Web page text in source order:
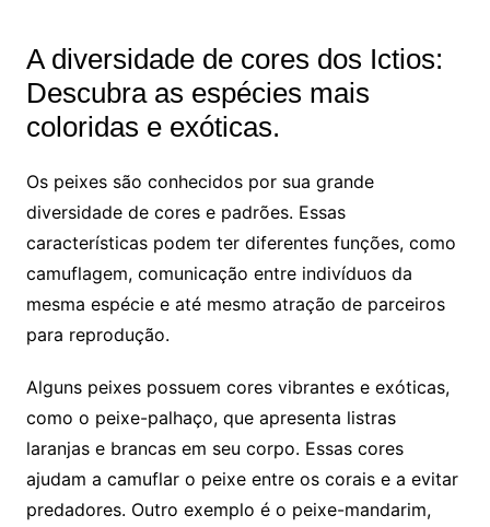
A diversidade de cores dos Ictios:
Descubra as espécies mais
coloridas e exóticas.
Os peixes são conhecidos por sua grande
diversidade de cores e padrões. Essas
características podem ter diferentes funções, como
camuflagem, comunicação entre indivíduos da
mesma espécie e até mesmo atração de parceiros
para reprodução.
Alguns peixes possuem cores vibrantes e exóticas,
como o peixe-palhaço, que apresenta listras
laranjas e brancas em seu corpo. Essas cores
ajudam a camuflar o peixe entre os corais e a evitar
predadores. Outro exemplo é o peixe-mandarim,